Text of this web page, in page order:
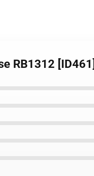
RB1312 [ID461]